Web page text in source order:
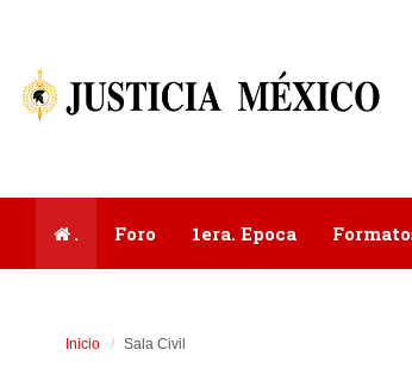
. Foro 1era. Epoca
Inicio Sala Civil